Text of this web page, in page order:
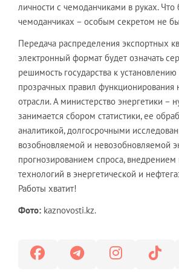
личности с чемоданчиками в руках. Что
чемоданчиках – особым секретом не
Передача распределения экспортных
электронный формат будет означать
решимость государства к установлению
прозрачных правил функционирования
отрасли. А министерство энергетики –
занимается сбором статистики, ее
аналитикой, долгосрочными
возобновляемой и невозобновляемой
прогнозированием спроса,
технологий в энергетической и
Работы хватит!
Фото: kaznovosti.kz.